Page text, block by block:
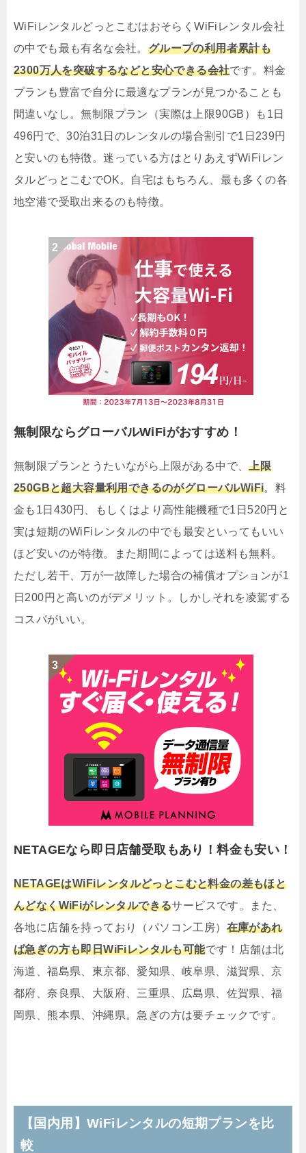
WiFiレンタルどっとこむはおそらくWiFiレンタル会社
の中でも最も有名な会社。 グループの利用者累計も
2300万人を突破するなどと安心できる会社です。料金
プランも豊富で自分に最適なプランが見つかることも
間違いなし。無制限プラン（実際は上限90GB）も1日
496円で、30泊31日のレンタルの場合割引で1日239円
と安いのも特徴。迷っている方はとりあえずWiFiレン
タルどっとこむでOK。自宅はもちろん、最も多くの各
地空港で受取出来るのも特徴。
無制限ならグローバルWiFiがおすすめ！
無制限プランとうたいながら上限がある中で、上限
250GBと超大容量利用できるのがグローバルWiFi。料
金も1日430円、もしくはより高性能機種で1日520円と
実は短期のWiFiレンタルの中でも最安といってもいい
ほど安いのが特徴。また期間によっては送料も無料。
ただし若干、万が一故障した場合の補償オプションが1
日200円と高いのがデメリット。しかしそれを凌駕する
コスパがいい。
NETAGEなら即日店舗受取もあり！料金も安い！
NETAGEはWiFiレンタルどっとこむと料金の差もほと
んどなくWiFiがレンタルできるサービスです。また、
各地に店舗を持っており（パソコン工房） 在庫があれ
ば急ぎの方も即日WiFiレンタルも可能です！店舗は北
海道、福島県、東京都、愛知県、岐阜県、滋賀県、京
都府、奈良県、大阪府、三重県、広島県、佐賀県、福
岡県、熊本県、沖縄県。急ぎの方は要チェックです。
【国内用】WiFiレンタルの短期プランを比
較